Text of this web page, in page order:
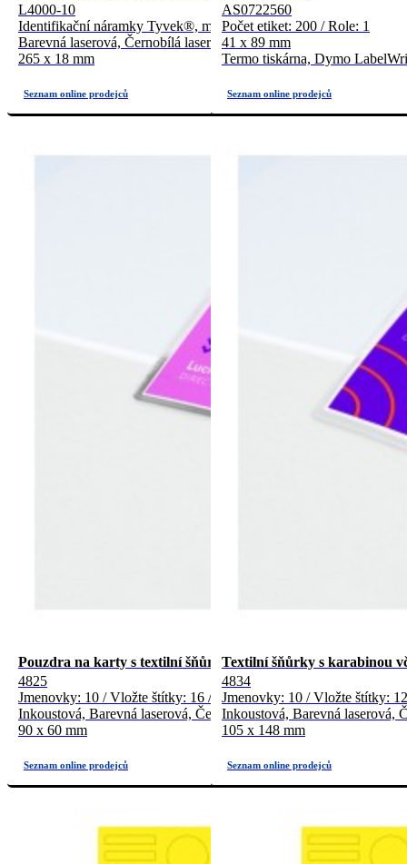
L4000-10
Identifikační náramky Tyvek®, modré: 100 / Počet archů: 10
Barevná laserová, Černobílá laserová
265 x 18 mm
AS0722560
Počet etiket: 200 / Role: 1
41 x 89 mm
Termo tiskárna, Dymo
Pouzdra na karty s textilní šňůrkou včetně karet pro potisk
4825
Jmenovky: 10 / Vložte štítky: 16 / Počet archů: 2
Inkoustová, Barevná laserová, Černobílá laserová, Kopírka
90 x 60 mm
Textilní šňůrky s karabinou
4834
Jmenovky: 10 / Vložte štítky:
Inkoustová, Barevná laserová,
105 x 148 mm